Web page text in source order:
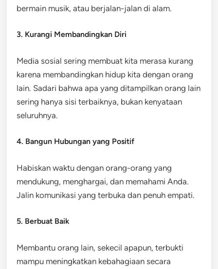
bermain musik, atau berjalan-jalan di alam.
3. Kurangi Membandingkan Diri
Media sosial sering membuat kita merasa kurang
karena membandingkan hidup kita dengan orang
lain. Sadari bahwa apa yang ditampilkan orang lain
sering hanya sisi terbaiknya, bukan kenyataan
seluruhnya.
4. Bangun Hubungan yang Positif
Habiskan waktu dengan orang-orang yang
mendukung, menghargai, dan memahami Anda.
Jalin komunikasi yang terbuka dan penuh empati.
5. Berbuat Baik
Membantu orang lain, sekecil apapun, terbukti
mampu meningkatkan kebahagiaan secara